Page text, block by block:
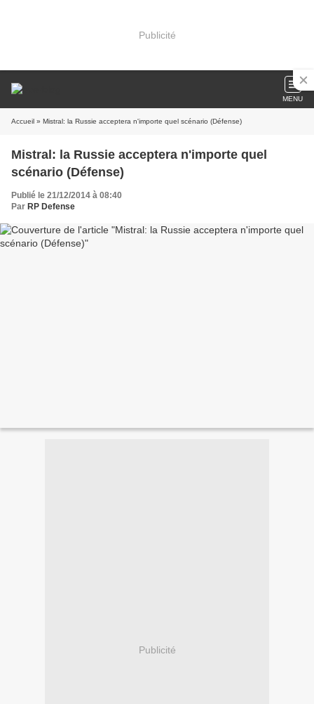
Publicité
MENU
Accueil » Mistral: la Russie acceptera n'importe quel scénario (Défense)
Mistral: la Russie acceptera n'importe quel
scénario (Défense)
Publié le 21/12/2014 à 08:40
Par RP Defense
Publicité